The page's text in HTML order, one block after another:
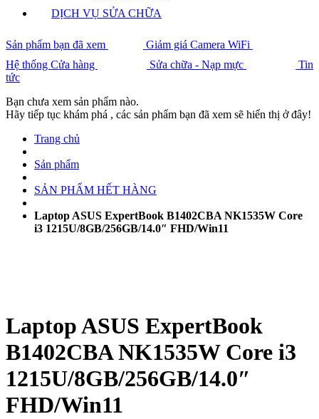
DỊCH VỤ SỬA CHỮA
Sản phẩm bạn đã xem
Giảm giá Camera WiFi
Hệ thống Cửa hàng
Sửa chữa - Nạp mực
Tin
tức
Bạn chưa xem sản phẩm nào.
Hãy tiếp tục khám phá , các sản phẩm bạn đã xem sẽ hiển thị ở đây!
Trang chủ
Sản phẩm
SẢN PHẨM HẾT HÀNG
Laptop ASUS ExpertBook B1402CBA NK1535W Core
i3 1215U/8GB/256GB/14.0″ FHD/Win11
Laptop ASUS ExpertBook
B1402CBA NK1535W Core i3
1215U/8GB/256GB/14.0″
FHD/Win11